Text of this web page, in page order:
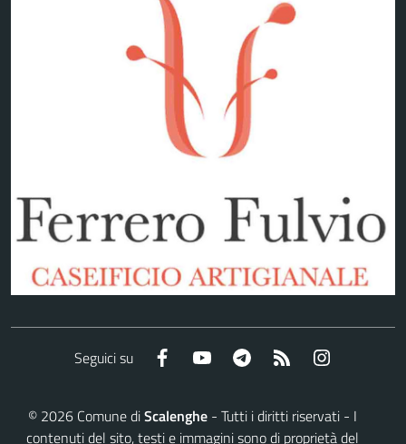
Seguici su Facebook YouTube Telegram RSS
© 2026Comune diScalenghe- Tutti i diritti riservati - I
contenuti del sito, testi e immagini sono di proprietà del